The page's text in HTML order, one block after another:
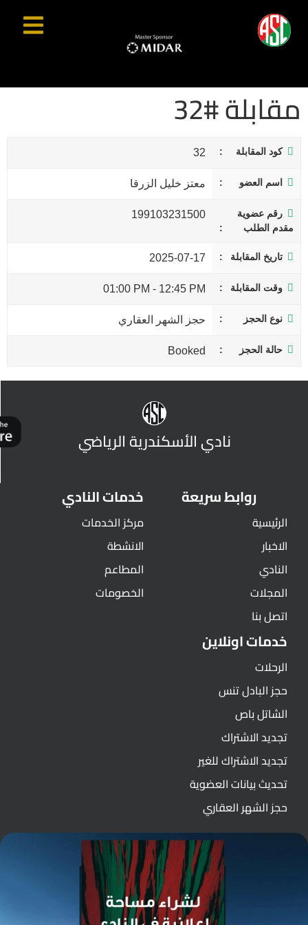
مقابلة #32
كود المقابلة 32
اسم العضو معتز خليل الزرقا
رقم عضوية
مقدم الطلب
199103231500
تاريخ المقابلة 2025-07-17
وقت المقابلة 12:45 PM
-
01:00 PM
نوع الحجز حجز الشهر العقاري
حالة الحجز Booked
نادي الأسكندرية الرياضي
روابط سريعة
الرئيسية
الاخبار
النادي
المجلات
اتصل بنا
خدمات النادي
مركز الخدمات
الانشطة
المطاعم
الخصومات
خدمات اونلاين
الرحلات
حجز البادل تنس
الشاتل باص
تجديد الاشتراك
تجديد الاشتراك للغير
تحديث بيانات العضوية
حجز الشهر العقاري